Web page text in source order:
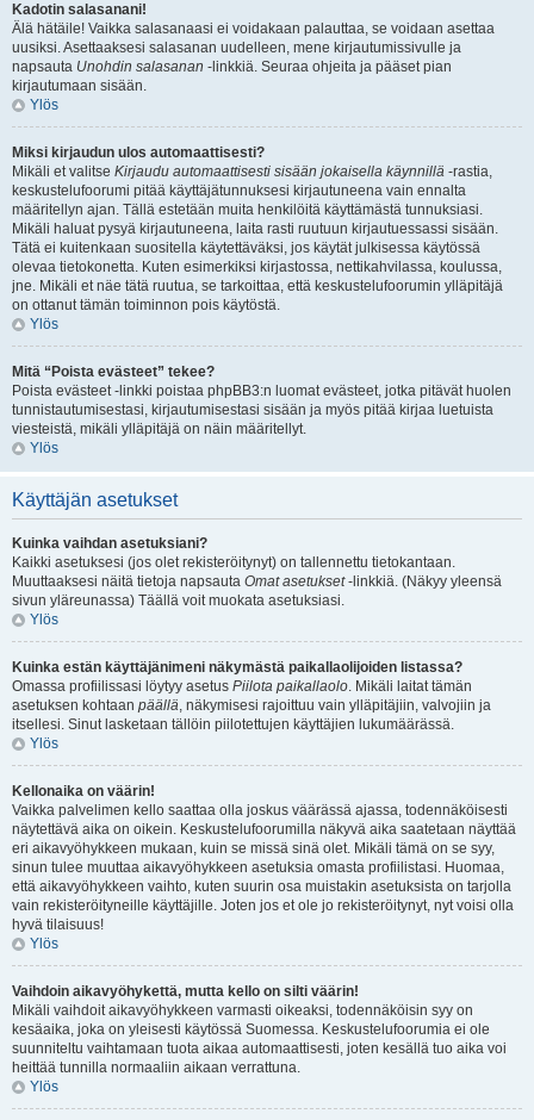
Kadotin salasanani!
Älä hätäile! Vaikka salasanaasi ei voidakaan palauttaa, se voidaan asettaa
uusiksi. Asettaaksesi salasanan uudelleen, mene kirjautumissivulle ja
napsauta Unohdin salasanan -linkkiä. Seuraa ohjeita ja pääset pian
kirjautumaan sisään.
Ylös
Miksi kirjaudun ulos automaattisesti?
Mikäli et valitse Kirjaudu automaattisesti sisään jokaisella käynnillä -rastia,
keskustelufoorumi pitää käyttäjätunnuksesi kirjautuneena vain ennalta
määritellyn ajan. Tällä estetään muita henkilöitä käyttämästä tunnuksiasi.
Mikäli haluat pysyä kirjautuneena, laita rasti ruutuun kirjautuessassi sisään.
Tätä ei kuitenkaan suositella käytettäväksi, jos käytät julkisessa käytössä
olevaa tietokonetta. Kuten esimerkiksi kirjastossa, nettikahvilassa, koulussa,
jne. Mikäli et näe tätä ruutua, se tarkoittaa, että keskustelufoorumin ylläpitäjä
on ottanut tämän toiminnon pois käytöstä.
Ylös
Mitä “Poista evästeet” tekee?
Poista evästeet -linkki poistaa phpBB3:n luomat evästeet, jotka pitävät huolen
tunnistautumisestasi, kirjautumisestasi sisään ja myös pitää kirjaa luetuista
viesteistä, mikäli ylläpitäjä on näin määritellyt.
Ylös
Käyttäjän asetukset
Kuinka vaihdan asetuksiani?
Kaikki asetuksesi (jos olet rekisteröitynyt) on tallennettu tietokantaan.
Muuttaaksesi näitä tietoja napsauta Omat asetukset-linkkiä. (Näkyy yleensä
sivun yläreunassa) Täällä voit muokata asetuksiasi.
Ylös
Kuinka estän käyttäjänimeni näkymästä paikallaolijoiden listassa?
Omassa profiilissasi löytyy asetus Piilota paikallaolo. Mikäli laitat tämän
asetuksen kohtaan päällä, näkymisesi rajoittuu vain ylläpitäjiin, valvojiin ja
itsellesi. Sinut lasketaan tällöin piilotettujen käyttäjien lukumäärässä.
Ylös
Kellonaika on väärin!
Vaikka palvelimen kello saattaa olla joskus väärässä ajassa, todennäköisesti
näytettävä aika on oikein. Keskustelufoorumilla näkyvä aika saatetaan näyttää
eri aikavyöhykkeen mukaan, kuin se missä sinä olet. Mikäli tämä on se syy,
sinun tulee muuttaa aikavyöhykkeen asetuksia omasta profiilistasi. Huomaa,
että aikavyöhykkeen vaihto, kuten suurin osa muistakin asetuksista on tarjolla
vain rekisteröityneille käyttäjille. Joten jos et ole jo rekisteröitynyt, nyt voisi olla
hyvä tilaisuus!
Ylös
Vaihdoin aikavyöhykettä, mutta kello on silti väärin!
Mikäli vaihdoit aikavyöhykkeen varmasti oikeaksi, todennäköisin syy on
kesäaika, joka on yleisesti käytössä Suomessa. Keskustelufoorumia ei ole
suunniteltu vaihtamaan tuota aikaa automaattisesti, joten kesällä tuo aika voi
heittää tunnilla normaaliin aikaan verrattuna.
Ylös